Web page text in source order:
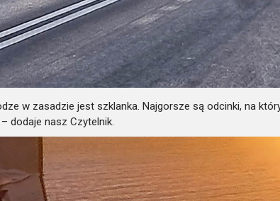
w zasadzie jest szklanka. Najgorsze są odcinki, na
dodaje nasz Czytelnik.